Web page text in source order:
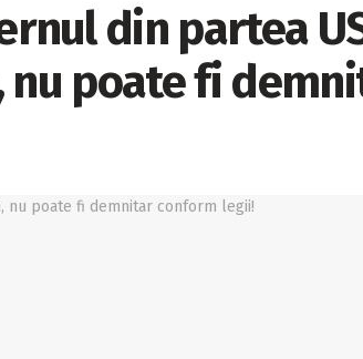
din partea
nu poate fi